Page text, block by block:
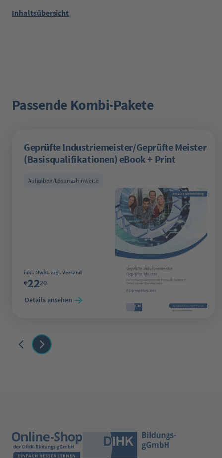
Inhaltsübersicht
Produktgalerie überspringen
Passende Kombi-Pakete
Geprüfte Industriemeister/Geprüfte Meister
(Basisqualifikationen) eBook + Print
Aufgaben/Lösungshinweise
Regulärer Preis:
inkl. MwSt. zzgl. Versand
€2220
Details ansehen